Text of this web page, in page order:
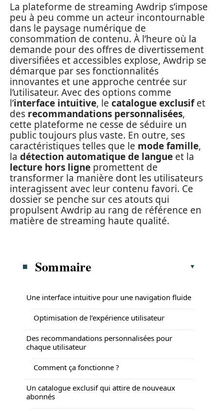
La plateforme de streaming Awdrip s’impose
peu à peu comme un acteur incontournable
dans le paysage numérique de
consommation de contenu. À l’heure où la
demande pour des offres de divertissement
diversifiées et accessibles explose, Awdrip se
démarque par ses fonctionnalités
innovantes et une approche centrée sur
l’utilisateur. Avec des options comme
l’interface intuitive, le catalogue exclusifet
des recommandations personnalisées,
cette plateforme ne cesse de séduire un
public toujours plus vaste. En outre, ses
caractéristiques telles que le mode famille,
la détection automatique de langue et la
lecture hors ligne promettent de
transformer la manière dont les utilisateurs
interagissent avec leur contenu favori. Ce
dossier se penche sur ces atouts qui
propulsent Awdrip au rang de référence en
matière de streaming haute qualité.
Sommaire
Une interface intuitive pour une navigation fluide
Optimisation de l’expérience utilisateur
Des recommandations personnalisées pour
chaque utilisateur
Comment ça fonctionne ?
Un catalogue exclusif qui attire de nouveaux
abonnés